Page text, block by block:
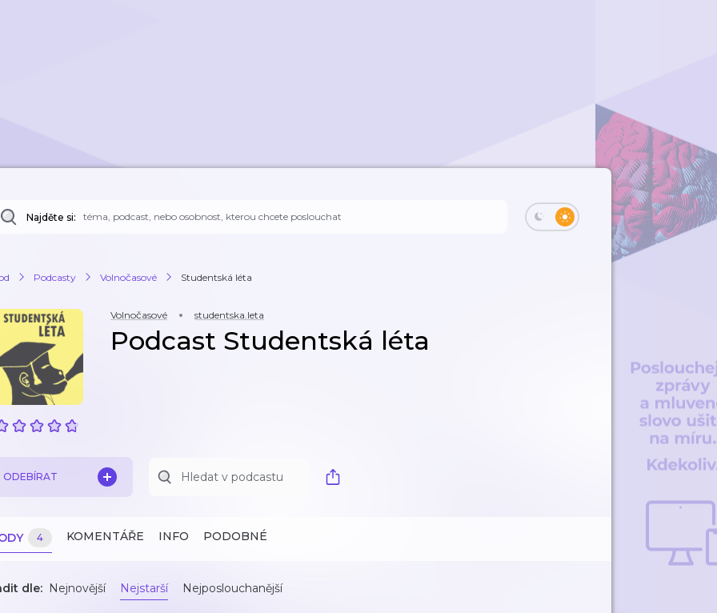
Najděte si:
Podcasty Volnočasové Studentská léta
Volnočasové studentska.leta
Podcast Studentská léta
ODEBÍRAT
4 KOMENTÁŘE INFO PODOBNÉ
dle: Nejnovější Nejstarší Nejposlouchanější